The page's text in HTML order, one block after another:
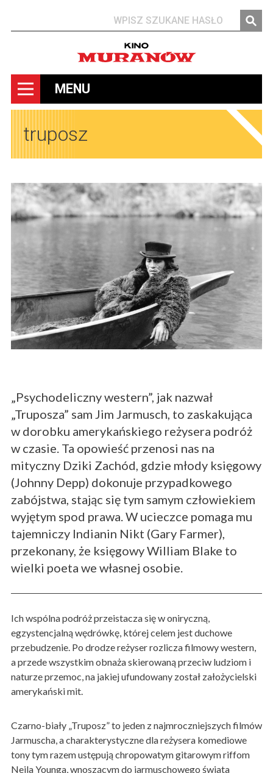
MENU
truposz
Obrazy
„Psychodeliczny western”, jak nazwał
„Truposza” sam Jim Jarmusch, to zaskakująca
w dorobku amerykańskiego reżysera podróż
w czasie. Ta opowieść przenosi nas na
mityczny Dziki Zachód, gdzie młody księgowy
(Johnny Depp) dokonuje przypadkowego
zabójstwa, stając się tym samym człowiekiem
wyjętym spod prawa. W ucieczce pomaga mu
tajemniczy Indianin Nikt (Gary Farmer),
przekonany, że księgowy William Blake to
wielki poeta we własnej osobie.
Ich wspólna podróż przeistacza się w oniryczną,
egzystencjalną wędrówkę, której celem jest duchowe
przebudzenie. Po drodze reżyser rozlicza filmowy western,
a przede wszystkim obnaża skierowaną przeciw ludziom i
naturze przemoc, na jakiej ufundowany został założycielski
amerykański mit.
Czarno-biały „Truposz” to jeden z najmroczniejszych filmów
Jarmuscha, a charakterystyczne dla reżysera komediowe
tony tym razem ustępują chropowatym gitarowym riffom
Neila Younga, wnoszącym do jarmuschowego świata